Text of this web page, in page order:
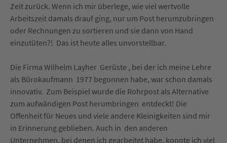
Zeit zurück. Wenn ich mir überlege, wie viel wertvolle
Arbeitszeit damals drauf ging, nur um Post herumzubringen
oder Rechnungen zu sortieren und sie dann von Hand
einzutüten?! Das ist heute alles unvorstellbar.
Die Firma Wilhelm Layher Gerüste , bei der ich meine Lehre
als Bürokaufmann 1977 begonnen habe, war schon damals
innovativ. Zum Beispiel wurde die Rohrpost als Alternative
zum aufwändigen Post herumbringen entdeckt! Die
Offenheit für Neues und viele andere Kleinigkeiten sind mir
in Erinnerung geblieben. Auch in den anderen
Unternehmen, bei denen ich gearbeitet habe, konnte ich viel